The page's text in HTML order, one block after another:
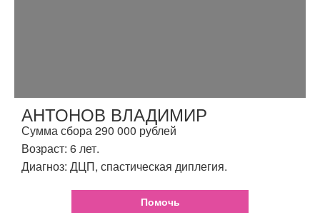
АНТОНОВ ВЛАДИМИР
Сумма сбора 290 000 рублей
Возраст: 6 лет.
Диагноз: ДЦП, спастическая диплегия.
Помочь